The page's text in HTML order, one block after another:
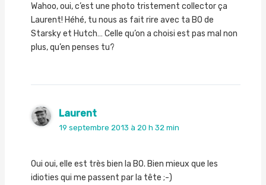
Wahoo, oui, c’est une photo tristement collector ça
Laurent! Héhé, tu nous as fait rire avec ta BO de
Starsky et Hutch… Celle qu’on a choisi est pas mal non
plus, qu’en penses tu?
Laurent
19 septembre 2013 à 20 h 32 min
Oui oui, elle est très bien la BO. Bien mieux que les
idioties qui me passent par la tête ;-)